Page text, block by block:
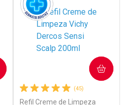
Comprar sem Desconto
Comprar sem Desconto
(45)
Refil Creme de Limpeza
COMPRAR